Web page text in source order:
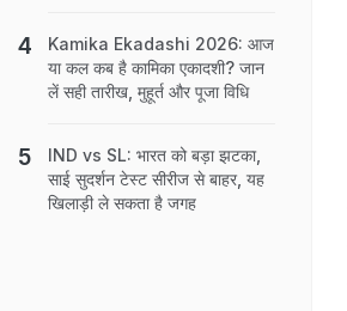
Kamika Ekadashi 2026: आज
या कल कब है कामिका एकादशी? जान
लें सही तारीख, मुहूर्त और पूजा विधि
IND vs SL: भारत को बड़ा झटका,
साई सुदर्शन टेस्ट सीरीज से बाहर, यह
खिलाड़ी ले सकता है जगह